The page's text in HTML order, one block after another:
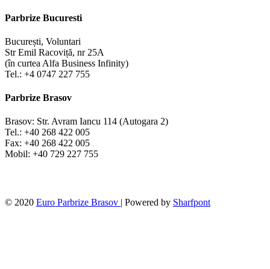
Parbrize Bucuresti
București, Voluntari
Str Emil Racoviță, nr 25A
(în curtea Alfa Business Infinity)
Tel.: +4 0747 227 755
Parbrize Brasov
Brasov: Str. Avram Iancu 114 (Autogara 2)
Tel.: +40 268 422 005
Fax: +40 268 422 005
Mobil: +40 729 227 755
© 2020 Euro Parbrize Brasov | Powered by Sharfpont